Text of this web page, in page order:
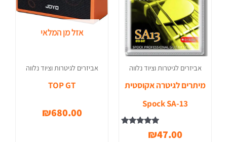
אביזרים לגיטרות וציוד נלווה
מיתרים לגיטרה אקוסטית
Spock SA-13
₪47.00
אזל מן המלאי
אביזרים לגיטרות וציוד נלווה
TOP GT
₪680.00